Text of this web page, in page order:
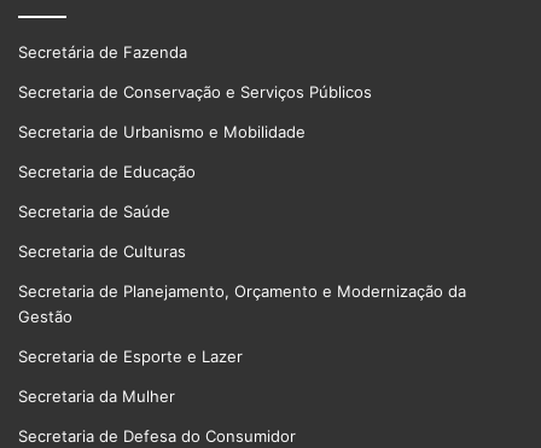
Secretária de Fazenda
Secretaria de Conservação e Serviços Públicos
Secretaria de Urbanismo e Mobilidade
Secretaria de Educação
Secretaria de Saúde
Secretaria de Culturas
Secretaria de Planejamento, Orçamento e Modernização da
Gestão
Secretaria de Esporte e Lazer
Secretaria da Mulher
Secretaria de Defesa do Consumidor